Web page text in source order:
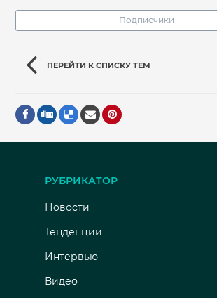
Подписчики
ПЕРЕЙТИ К СПИСКУ ТЕМ
РУБРИКАТОР
Новости
Тенденции
Интервью
Видео